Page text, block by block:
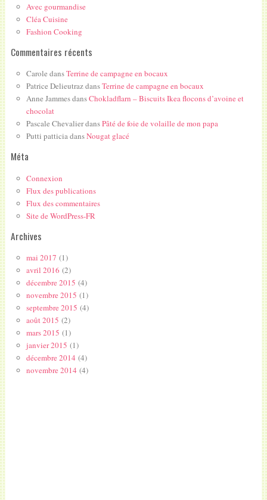
Avec gourmandise
Cléa Cuisine
Fashion Cooking
Commentaires récents
Carole dansTerrine de campagne en bocaux
Patrice DelieutrazdansTerrine de campagne en bocaux
Anne JammesdansChokladflarn – Biscuits Ikea flocons d’avoine et
chocolat
Pascale ChevalierdansPâté de foie de volaille de mon papa
Putti patticiadansNougat glacé
Méta
Connexion
Flux des publications
Flux des commentaires
Site de WordPress-FR
Archives
mai 2017 (1)
avril 2016 (2)
décembre 2015 (4)
novembre 2015 (1)
septembre 2015 (4)
août 2015 (2)
mars 2015 (1)
janvier 2015 (1)
décembre 2014(4)
novembre 2014(4)